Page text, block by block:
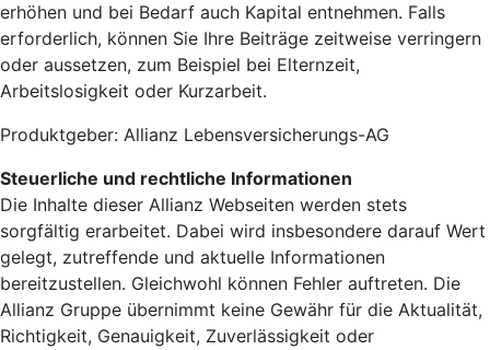
erhöhen und bei Bedarf auch Kapital entnehmen. Falls
erforderlich, können Sie Ihre Beiträge zeitweise verringern
oder aussetzen, zum Beispiel bei Elternzeit,
Arbeitslosigkeit oder Kurzarbeit.
Produktgeber: Allianz Lebensversicherungs-AG
Steuerliche und rechtliche Informationen
Die Inhalte dieser Allianz Webseiten werden stets
sorgfältig erarbeitet. Dabei wird insbesondere darauf Wert
gelegt, zutreffende und aktuelle Informationen
bereitzustellen. Gleichwohl können Fehler auftreten. Die
Allianz Gruppe übernimmt keine Gewähr für die Aktualität,
Richtigkeit, Genauigkeit, Zuverlässigkeit oder